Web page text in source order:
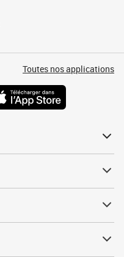
Toutes nos applications